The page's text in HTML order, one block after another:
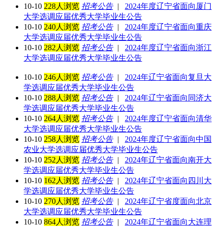
10-10 228人浏览 招考公告|
2024年度辽宁省面向厦门
大学选调应届优秀大学毕业生公告
10-10 240人浏览 招考公告|
2024年度辽宁省面向重庆
大学选调应届优秀大学毕业生公告
10-10 282人浏览 招考公告|
2024年度辽宁省面向浙江
大学选调应届优秀大学毕业生公告
10-10 246人浏览 招考公告|
2024年辽宁省面向复旦大
学选调应届优秀大学毕业生公告
10-10 288人浏览 招考公告|
2024年辽宁省面向同济大
学选调应届优秀大学毕业生公告
10-10 264人浏览 招考公告|
2024年度辽宁省面向清华
大学选调应届优秀大学毕业生公告
10-10 258人浏览 招考公告|
2024年度辽宁省面向中国
农业大学选调应届优秀大学毕业生公告
10-10 252人浏览 招考公告|
2024年辽宁省面向南开大
学选调应届优秀大学毕业生公告
10-10 162人浏览 招考公告|
2024年辽宁省面向四川大
学选调应届优秀大学毕业生公告
10-10 270人浏览 招考公告|
2024年辽宁省度面向北京
大学选调应届优秀大学毕业生公告
10-10 864人浏览 招考公告|
2024年辽宁省面向大连理